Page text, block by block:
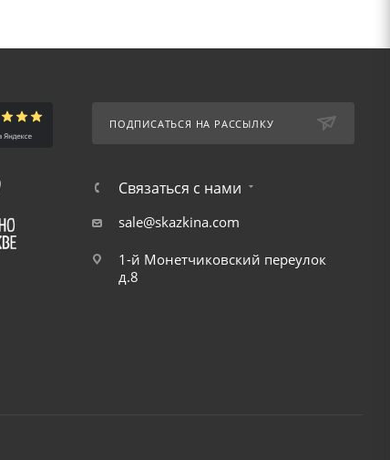
ПОДПИСАТЬСЯ НА РАССЫЛКУ
Связаться с нами
sale@skazkina.com
1-й Монетчиковский переулок
д.8